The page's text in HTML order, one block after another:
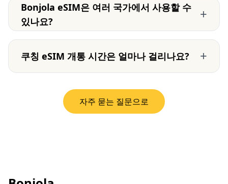
Bonjola eSIM은 여러 국가에서 사용할 수
있나요?
+
쿠칭 eSIM 개통 시간은 얼마나 걸리나요? +
자주 묻는 질문으로